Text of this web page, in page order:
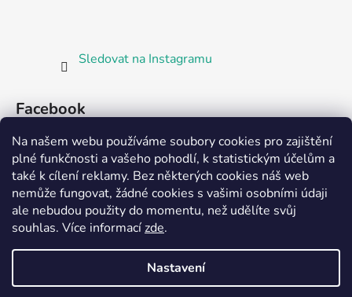
Na našem webu používáme soubory cookies pro zajištění
plné funkčnosti a vašeho pohodlí, k statistickým účelům a
také k cílení reklamy. Bez některých cookies náš web
nemůže fungovat, žádné cookies s vašimi osobními údaji
ale nebudou použity do momentu, než udělíte svůj
souhlas. Více informacízde.
Nastavení
Sledovat na Instagramu
Facebook
Partnerská prodejna Barefoot Plzeň